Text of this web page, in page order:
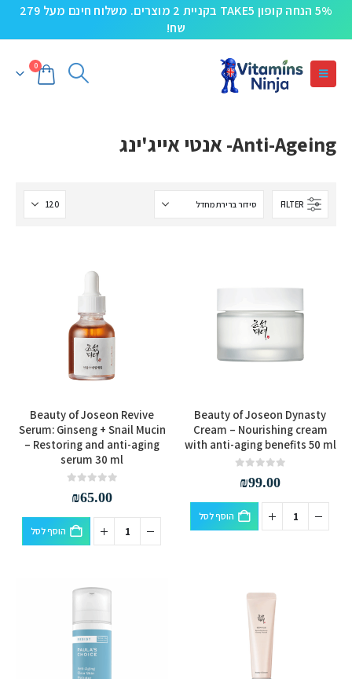
5% הנחה קופון TAKE5 בקניית 2 מוצרים. משלוח חינם מעל 279
שח!
0
Anti-Ageing- אנטי אייג'ינג
FILTER
Beauty of Joseon Dynasty
Cream – Nourishing cream
with anti-aging benefits 50 ml
₪99.00
הוסף לסל
Beauty of Joseon Revive
Serum: Ginseng + Snail Mucin
– Restoring and anti-aging
serum 30 ml
₪65.00
הוסף לסל